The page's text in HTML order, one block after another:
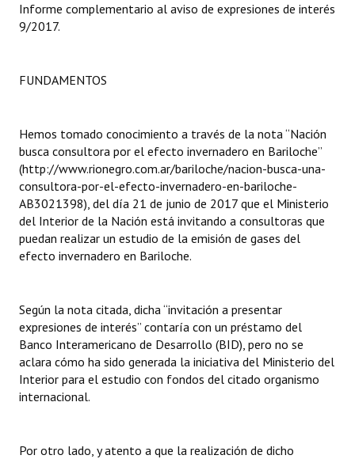
Declaraciones
Resoluciones de Presidencia
Antiguos Pobladores
Noticias Destacadas
Registros y Distinciones
Datos Históricos
Audiencias Públicas - Registro
Mujeres que Dejaron Huellas - Registro
Periodistas Decanos - Registro
Informe complementario al aviso de expresiones de interés
9/2017.
FUNDAMENTOS
Hemos tomado conocimiento a través de la nota “Nación
busca consultora por el efecto invernadero en Bariloche”
(http://www.rionegro.com.ar/bariloche/nacion-busca-una-
consultora-por-el-efecto-invernadero-en-bariloche-
AB3021398), del día 21 de junio de 2017 que el Ministerio
del Interior de la Nación está invitando a consultoras que
puedan realizar un estudio de la emisión de gases del
efecto invernadero en Bariloche.
Según la nota citada, dicha “invitación a presentar
expresiones de interés” contaría con un préstamo del
Banco Interamericano de Desarrollo (BID), pero no se
aclara cómo ha sido generada la iniciativa del Ministerio del
Interior para el estudio con fondos del citado organismo
internacional.
Por otro lado, y atento a que la realización de dicho